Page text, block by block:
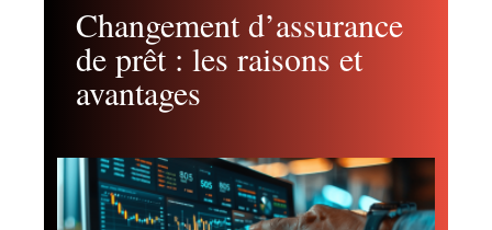
Changement d’assurance
de prêt : les raisons et
avantages